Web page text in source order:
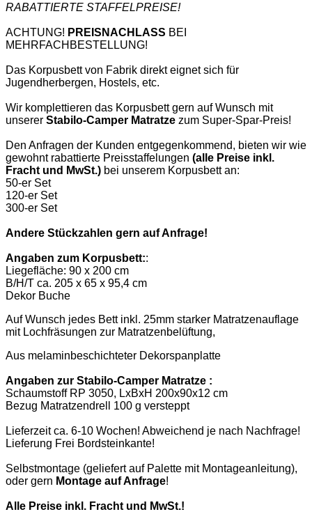
RABATTIERTE STAFFELPREISE!
ACHTUNG! PREISNACHLASS BEI
MEHRFACHBESTELLUNG!
Das Korpusbett von Fabrik direkt eignet sich für
Jugendherbergen, Hostels, etc.
Wir komplettieren das Korpusbett gern auf Wunsch mit
unserer Stabilo-Camper Matratze zum Super-Spar-Preis!
Den Anfragen der Kunden entgegenkommend, bieten wir wie
gewohnt rabattierte Preisstaffelungen (alle Preise inkl.
Fracht und MwSt.) bei unserem Korpusbett an:
50-er Set
120-er Set
300-er Set
Andere Stückzahlen gern auf Anfrage!
Angaben zum Korpusbett::
Liegefläche: 90 x 200 cm
B/H/T ca. 205 x 65 x 95,4 cm
Dekor Buche
Auf Wunsch jedes Bett inkl. 25mm starker Matratzenauflage
mit Lochfräsungen zur Matratzenbelüftung,
Aus melaminbeschichteter Dekorspanplatte
Angaben zur Stabilo-Camper Matratze :
Schaumstoff RP 3050, LxBxH 200x90x12 cm
Bezug Matratzendrell 100 g versteppt
Lieferzeit ca. 6-10 Wochen! Abweichend je nach Nachfrage!
Lieferung Frei Bordsteinkante!
Selbstmontage (geliefert auf Palette mit Montageanleitung),
oder gern Montage auf Anfrage!
Alle Preise inkl. Fracht und MwSt.!